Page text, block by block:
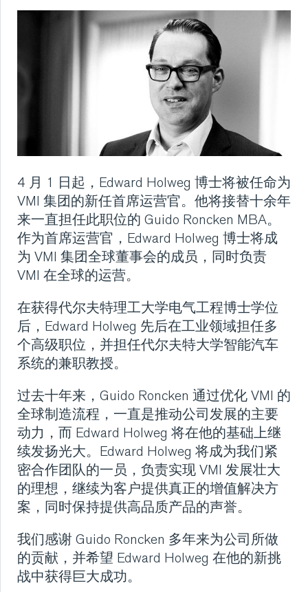
新闻
挤出
冷却、叠胶、裁断和
喂料
胎面翻新
新闻
新闻
VMI 医疗设备
联系方式
首页
关于我们
新闻
服务
4 月 1 日起，Edward Holweg 博士将被任命为
VMI 集团的新任首席运营官。他将接替十余年
来一直担任此职位的 Guido Roncken MBA。
作为首席运营官，Edward Holweg 博士将成
为 VMI 集团全球董事会的成员，同时负责
VMI 在全球的运营。
在获得代尔夫特理工大学电气工程博士学位
后，Edward Holweg 先后在工业领域担任多
个高级职位，并担任代尔夫特大学智能汽车
系统的兼职教授。
过去十年来，Guido Roncken 通过优化 VMI 的
全球制造流程，一直是推动公司发展的主要
动力，而 Edward Holweg 将在他的基础上继
续发扬光大。Edward Holweg 将成为我们紧
密合作团队的一员，负责实现 VMI 发展壮大
的理想，继续为客户提供真正的增值解决方
案，同时保持提供高品质产品的声誉。
我们感谢 Guido Roncken 多年来为公司所做
的贡献，并希望 Edward Holweg 在他的新挑
战中获得巨大成功。